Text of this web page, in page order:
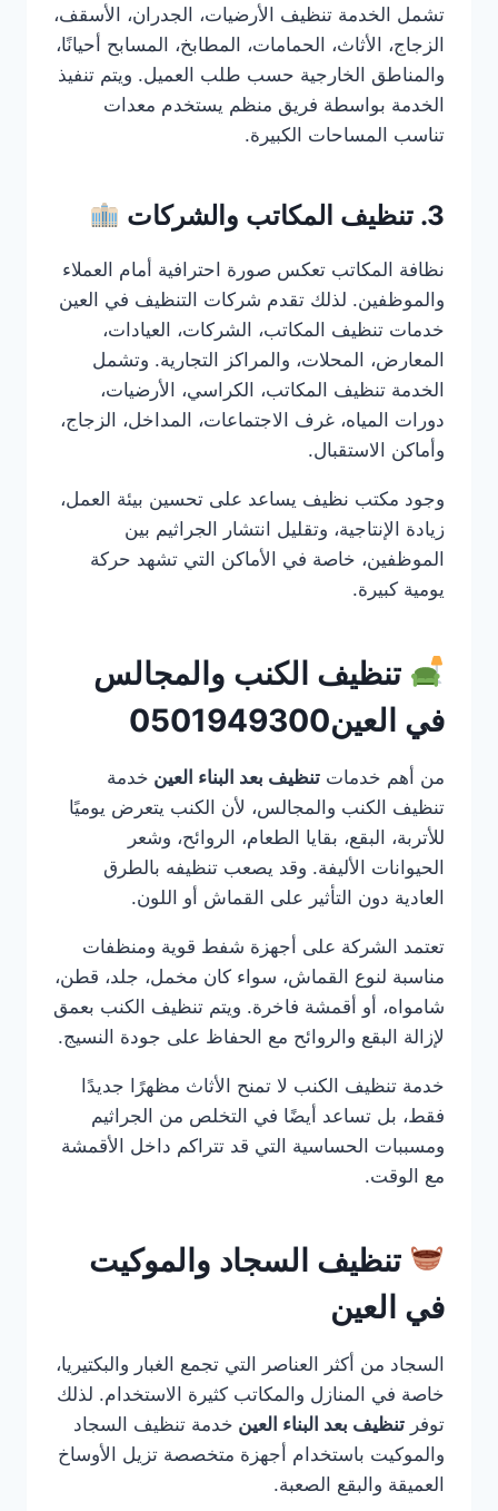
تشمل الخدمة تنظيف الأرضيات، الجدران، الأسقف،
الزجاج، الأثاث، الحمامات، المطابخ، المسابح أحيانًا،
والمناطق الخارجية حسب طلب العميل. ويتم تنفيذ
الخدمة بواسطة فريق منظم يستخدم معدات
تناسب المساحات الكبيرة.
3. تنظيف المكاتب والشركات
نظافة المكاتب تعكس صورة احترافية أمام العملاء
والموظفين. لذلك تقدم شركات التنظيف في العين
خدمات تنظيف المكاتب، الشركات، العيادات،
المعارض، المحلات، والمراكز التجارية. وتشمل
الخدمة تنظيف المكاتب، الكراسي، الأرضيات،
دورات المياه، غرف الاجتماعات، المداخل، الزجاج،
وأماكن الاستقبال.
وجود مكتب نظيف يساعد على تحسين بيئة العمل،
زيادة الإنتاجية، وتقليل انتشار الجراثيم بين
الموظفين، خاصة في الأماكن التي تشهد حركة
يومية كبيرة.
تنظيف الكنب والمجالس
في العين0501949300
من أهم خدمات تنظيف بعد البناء العين خدمة
تنظيف الكنب والمجالس، لأن الكنب يتعرض يوميًا
للأتربة، البقع، بقايا الطعام، الروائح، وشعر
الحيوانات الأليفة. وقد يصعب تنظيفه بالطرق
العادية دون التأثير على القماش أو اللون.
تعتمد الشركة على أجهزة شفط قوية ومنظفات
مناسبة لنوع القماش، سواء كان مخمل، جلد، قطن،
شامواه، أو أقمشة فاخرة. ويتم تنظيف الكنب بعمق
لإزالة البقع والروائح مع الحفاظ على جودة النسيج.
خدمة تنظيف الكنب لا تمنح الأثاث مظهرًا جديدًا
فقط، بل تساعد أيضًا في التخلص من الجراثيم
ومسببات الحساسية التي قد تتراكم داخل الأقمشة
مع الوقت.
تنظيف السجاد والموكيت
في العين
السجاد من أكثر العناصر التي تجمع الغبار والبكتيريا،
خاصة في المنازل والمكاتب كثيرة الاستخدام. لذلك
توفر تنظيف بعد البناء العين خدمة تنظيف السجاد
والموكيت باستخدام أجهزة متخصصة تزيل الأوساخ
العميقة والبقع الصعبة.